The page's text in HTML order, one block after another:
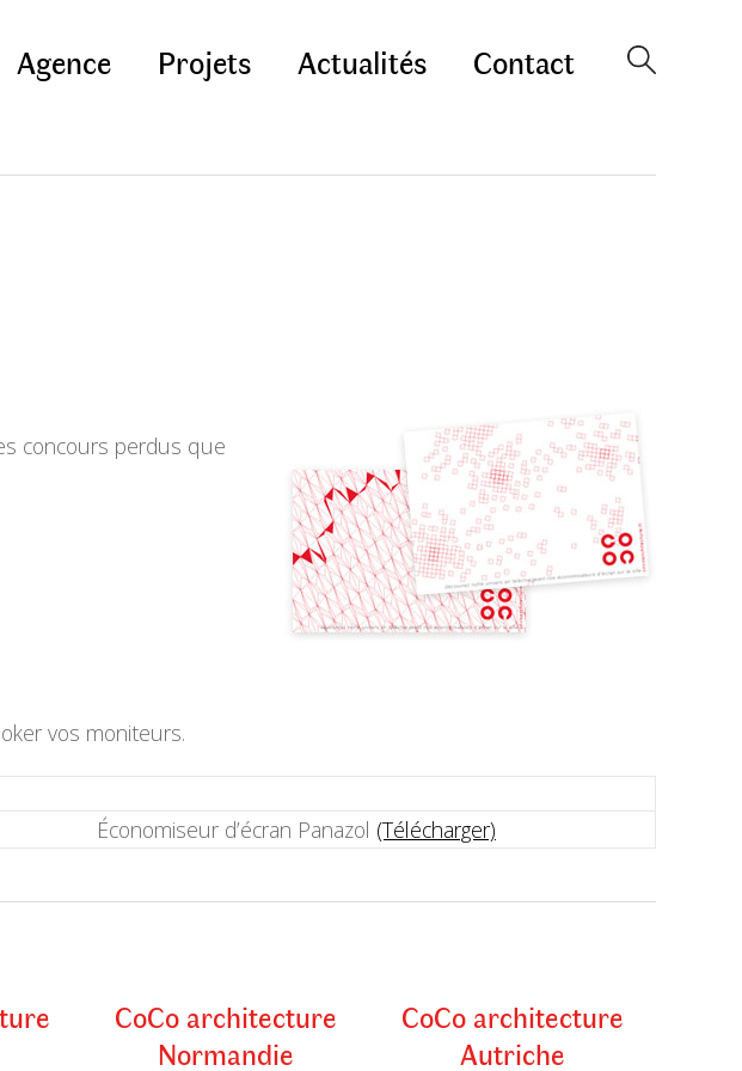
Agence Projets Actualités Contact
concours perdus que
vos moniteurs.
Économiseur d’écran Panazol (Télécharger)
CoCo architecture
Normandie
CoCo architecture
Autriche